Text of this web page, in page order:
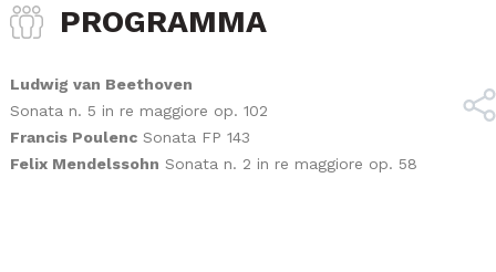
PROGRAMMA
Ludwig van Beethoven
Sonata n. 5 in re maggiore op. 102
Francis Poulenc Sonata FP 143
Felix Mendelssohn Sonata n. 2 in re maggiore op. 58